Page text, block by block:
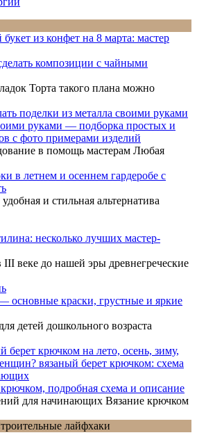
композиции с чайными
Торта такого плана можно
руками — подборка простых и
с фото примерами изделий
в помощь мастерам Любая
в летнем и осеннем гардеробе с
и стильная альтернатива
несколько лучших мастер-
веке до нашей эры древнегреческие
основные краски, грустные и яркие
детей дошкольного возраста
подробная схема и описание
для начинающих Вязание крючком
лайфхаки